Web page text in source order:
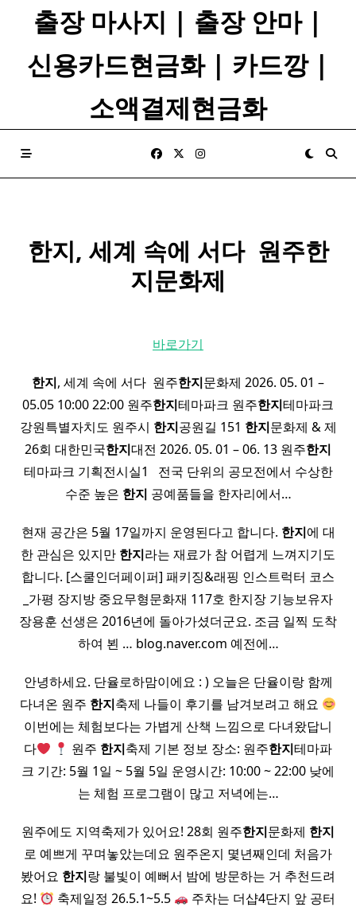
출장 마사지 | 출장 안마 |
신용카드현금화 | 카드깡 |
소액결제현금화
한지, 세계 속에 서다 ​ 원주한
지문화제
바로가기
한지, 세계 속에 서다 ​ 원주한지문화제 2026. 05. 01 –
05.05 10:00 22:00 원주한지테마파크 원주한지테마파크
강원특별자치도 원주시 한지공원길 151 한지문화제 & 제
26회 대한민국한지대전 2026. 05. 01 – 06. 13 원주한지
테마파크 기획전시실1 ​ ​ 전국 단위의 공모전에서 수상한
수준 높은 한지 공예품들을 한자리에서…
현재 공간은 5월 17일까지 운영된다고 합니다. 한지에 대
한 관심은 있지만 한지라는 재료가 참 어렵게 느껴지기도
합니다. [스쿨인더페이퍼] 패키징&래핑 인스트럭터 코스
_가평 장지방 중요무형문화재 117호 한지장 기능보유자
장용훈 선생은 2016년에 돌아가셨더군요. 조금 일찍 도착
하여 뵌 … blog.naver.com 예전에…
안녕하세요. 단율로하맘이에요 : ) 오늘은 단율이랑 함께
다녀온 원주 한지축제 나들이 후기를 남겨보려고 해요
이번에는 체험보다는 가볍게 산책 느낌으로 다녀왔답니
다
원주 한지축제 기본 정보 장소: 원주한지테마파
크 기간: 5월 1일 ~ 5월 5일 운영시간: 10:00 ~ 22:00 낮에
는 체험 프로그램이 많고 저녁에는…
원주에도 지역축제가 있어요! 28회 원주한지문화제 한지
로 예쁘게 꾸며놓았는데요 원주온지 몇년째인데 처음가
봤어요 한지랑 불빛이 예뻐서 밤에 방문하는 거 추천드려
요!
축제일정 26.5.1~5.5
주차는 더샵4단지 앞 공터